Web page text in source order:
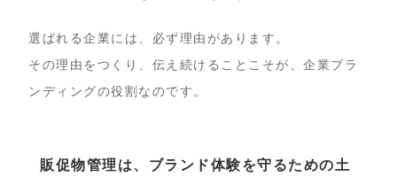
選ばれる企業には、必ず理由があります。
その理由をつくり、伝え続けることこそが、企業ブラ
ンディングの役割なのです。
販促物管理は、ブランド体験を守るための土